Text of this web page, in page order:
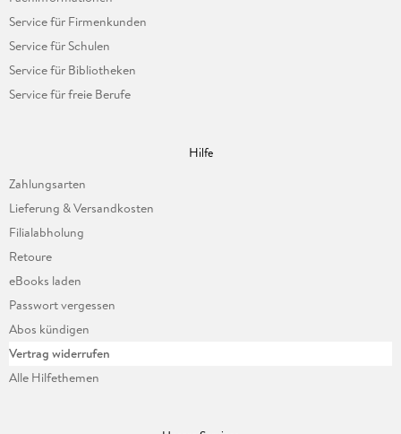
Service für Firmenkunden
Service für Schulen
Service für Bibliotheken
Service für freie Berufe
Hilfe
Zahlungsarten
Lieferung & Versandkosten
Filialabholung
Retoure
eBooks laden
Passwort vergessen
Abos kündigen
Vertrag widerrufen
Alle Hilfethemen